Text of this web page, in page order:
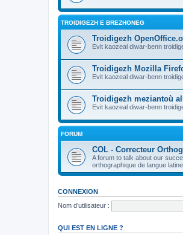
TROIDIGEZH E BREZHONEG
Troidigezh
Evit kaozeal diwar-benn
Troidigezh Mozilla
Evit kaozeal diwar-benn
Troidigezh meziantoù
Evit kaozeal diwar-benn
FORUM
COL - Correcteur
A forum to talk about our
orthographique de langue
CONNEXION
Nom d’utilisateur :
QUI EST EN LIGNE ?